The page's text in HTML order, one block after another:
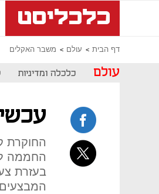
דף הבית עולם משבר האקלים
עולם כלכלה ומדיניות
החוקרת
החממה
בעזרת
המבצעים